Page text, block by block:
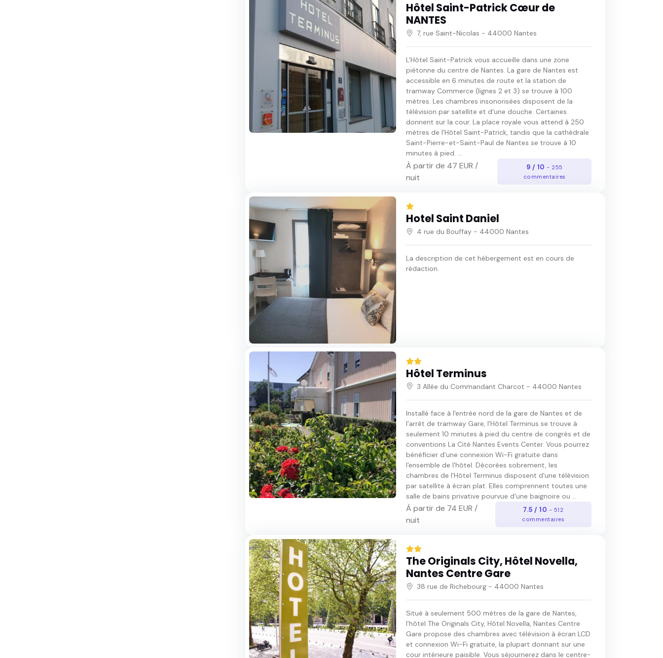
Hôtel Saint-Patrick Cœur de
NANTES
7, rue Saint-Nicolas - 44000 Nantes
L'Hôtel Saint-Patrick vous accueille dans une zone
piétonne du centre de Nantes. La gare de Nantes est
accessible en 6 minutes de route et la station de
tramway Commerce (lignes 2 et 3) se trouve à 100
mètres. Les chambres insonorisées disposent de la
télévision par satellite et d'une douche. Certaines
donnent sur la cour. La place royale vous attend à 250
mètres de l'Hôtel Saint-Patrick, tandis que la cathédrale
Saint-Pierre-et-Saint-Paul de Nantes se trouve à 10
minutes à pied. ...
À partir de 47 EUR /
nuit
9 / 10- 255
commentaires
Hotel Saint Daniel
4 rue du Bouffay - 44000 Nantes
La description de cet hébergement est en cours de
rédaction.
Hôtel Terminus
3 Allée du Commandant Charcot - 44000 Nantes
Installé face à l'entrée nord de la gare de Nantes et de
l'arrêt de tramway Gare, l'Hôtel Terminus se trouve à
seulement 10 minutes à pied du centre de congrès et de
conventions La Cité Nantes Events Center. Vous pourrez
bénéficier d'une connexion Wi-Fi gratuite dans
l'ensemble de l'hôtel. Décorées sobrement, les
chambres de l'Hôtel Terminus disposent d'une télévision
par satellite à écran plat. Elles comprennent toutes une
salle de bains privative pourvue d'une baignoire ou ...
À partir de 74 EUR /
nuit
7.5 / 10 - 512
commentaires
The Originals City, Hôtel Novella,
Nantes Centre Gare
38 rue de Richebourg - 44000 Nantes
Situé à seulement 500 mètres de la gare de Nantes,
l'hôtel The Originals City, Hôtel Novella, Nantes Centre
Gare propose des chambres avec télévision à écran LCD
et connexion Wi-Fi gratuite, la plupart donnant sur une
cour intérieure paisible. Vous séjournerez dans le centre-